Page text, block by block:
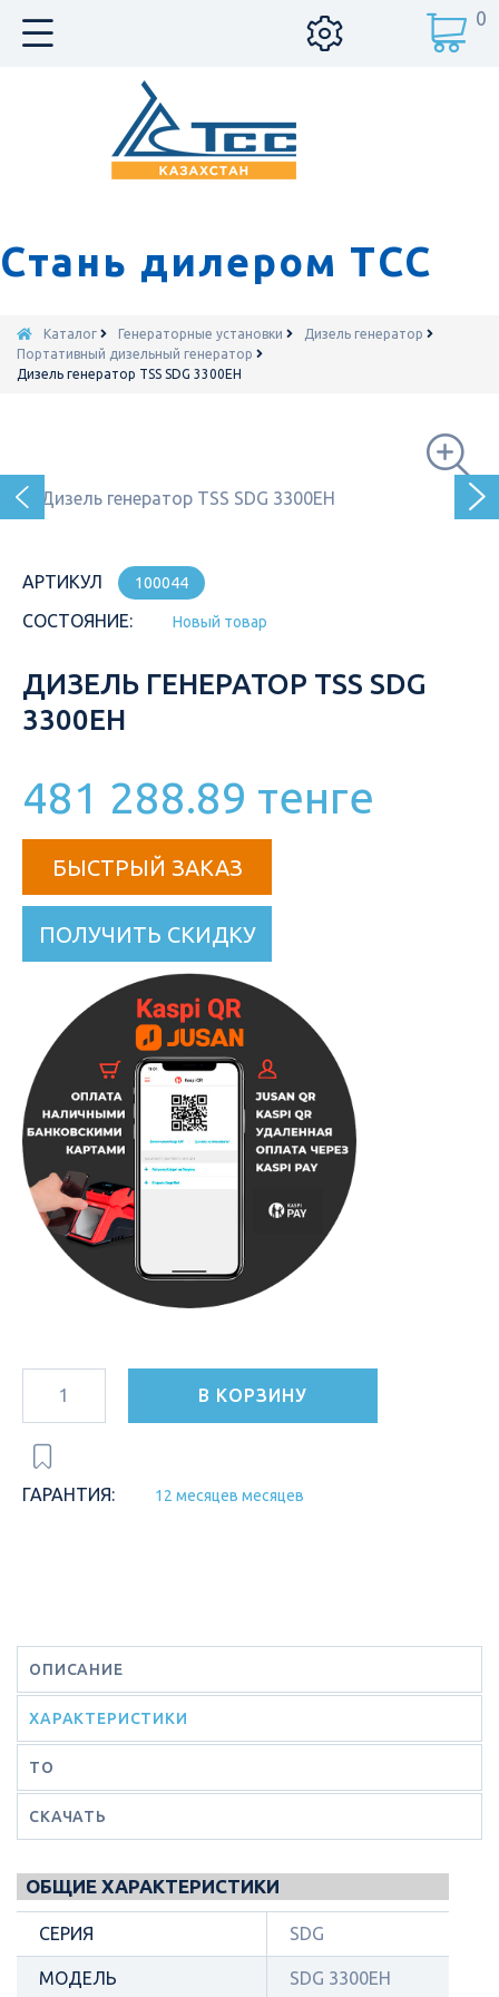
Стань дилером ТСС
0
Каталог Генераторные установки
Дизель генератор
Портативный дизельный генератор
Дизель генератор TSS SDG 3300EH
АРТИКУЛ 100044
СОСТОЯНИЕ: Новый товар
ДИЗЕЛЬ ГЕНЕРАТОР TSS SDG
3300EH
481 288.89 тенге
БЫСТРЫЙ ЗАКАЗ
ПОЛУЧИТЬ СКИДКУ
В КОРЗИНУ
ГАРАНТИЯ: 12 месяцев месяцев
ОПИСАНИЕ
ХАРАКТЕРИСТИКИ
ТО
СКАЧАТЬ
ОБЩИЕ ХАРАКТЕРИСТИКИ
СЕРИЯ SDG
МОДЕЛЬ SDG 3300EH